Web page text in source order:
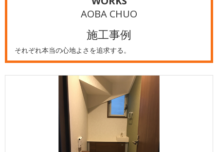
AOBA CHUO
施工事例
それぞれ本当の心地よさを追求する。